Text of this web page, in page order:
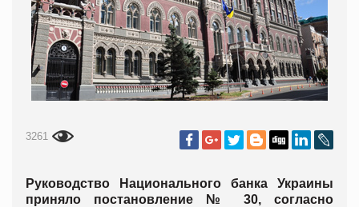
3261
Руководство Национального банка Украины
приняло постановление № 30, согласно